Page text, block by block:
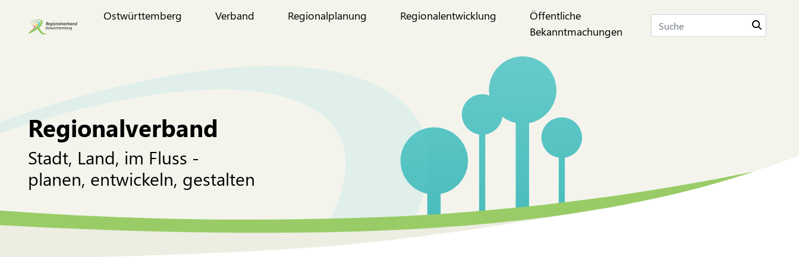
Ostwürttemberg Verband Regionalplanung Regionalentwicklung
Öffentliche
Bekanntmachungen
Suche
Regionalverband
Stadt, Land, im Fluss -
planen, entwickeln, gestalten